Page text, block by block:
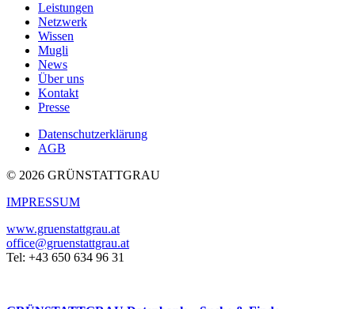
Leistungen
Netzwerk
Wissen
Mugli
News
Über uns
Kontakt
Presse
Datenschutzerklärung
AGB
© 2026 GRÜNSTATTGRAU
IMPRESSUM
www.gruenstattgrau.at
office@gruenstattgrau.at
Tel: +43 650 634 96 31